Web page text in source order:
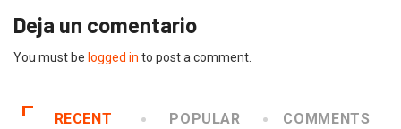
Deja un comentario
You must be logged in to post a comment.
RECENT POPULAR COMMENTS